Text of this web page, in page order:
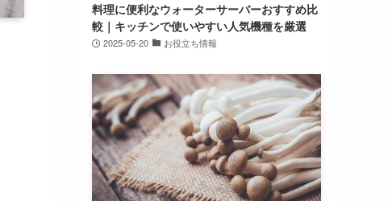
料理に便利なウォーターサーバーおすすめ比
較｜キッチンで使いやすい人気機種を厳選
2025-05-20 お役立ち情報